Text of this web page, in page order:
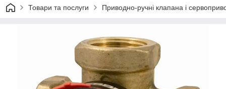
Товари та послуги Приводно-ручні клапана і